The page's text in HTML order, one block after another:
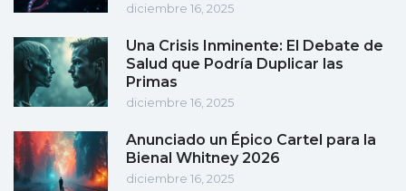
diciembre 16, 2025
Una Crisis Inminente: El Debate de
Salud que Podría Duplicar las
Primas
diciembre 16, 2025
Anunciado un Épico Cartel para la
Bienal Whitney 2026
diciembre 16, 2025